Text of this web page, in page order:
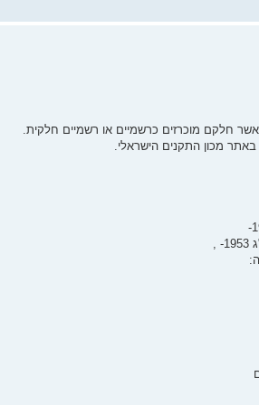
חלקם מוכרזים כרשמיים או רשמיים חלקית.
מכון התקנים הישראלי.